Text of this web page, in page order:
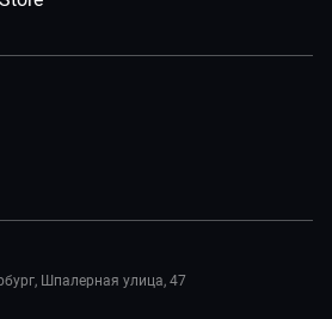
Шпалерная улица, 47